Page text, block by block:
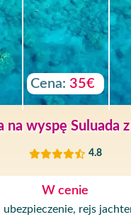
Cena: 35€
na wyspę Suluada
4.8
W cenie
ubezpieczenie, rejs